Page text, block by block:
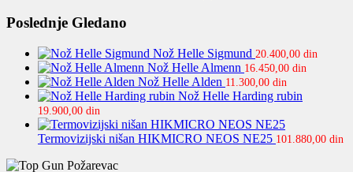
Poslednje Gledano
Nož Helle Sigmund 20.400,00 din
Nož Helle Almenn 16.450,00 din
Nož Helle Alden 11.300,00 din
Nož Helle Harding rubin
19.900,00 din
Termovizijski nišan HIKMICRO NEOS NE25 101.880,00 din